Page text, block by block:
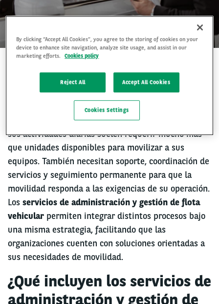
Las empresas que utilizan vehículos como parte de
sus actividades diarias suelen requerir mucho más
que unidades disponibles para movilizar a sus
equipos. También necesitan soporte, coordinación de
servicios y seguimiento permanente para que la
movilidad responda a las exigencias de su operación.
Los servicios de administración y gestión de flota
vehicular permiten integrar distintos procesos bajo
una misma estrategia, facilitando que las
organizaciones cuenten con soluciones orientadas a
sus necesidades de movilidad.
¿Qué incluyen los servicios de
administración y gestión de
Vehículos Usados
By clicking “Accept All Cookies”, you agree to the storing of cookies on your
device to enhance site navigation, analyze site usage, and assist in our
marketing efforts.
Cookies policy
Reject All Accept All Cookies
Cookies Settings